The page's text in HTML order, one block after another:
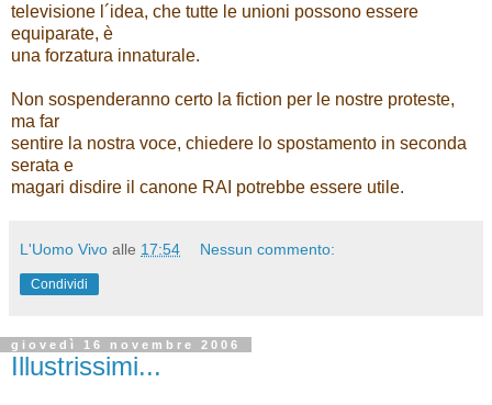
televisione l´idea, che tutte le unioni possono essere
equiparate, è
una forzatura innaturale.
Non sospenderanno certo la fiction per le nostre proteste,
ma far
sentire la nostra voce, chiedere lo spostamento in seconda
serata e
magari disdire il canone RAI potrebbe essere utile.
L'Uomo Vivo alle 17:54 Nessun commento:
Condividi
giovedì 16 novembre 2006
Illustrissimi...